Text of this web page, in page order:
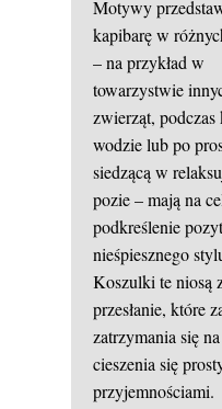
Motywy
kapibarę w
– na przykład w
towarzystwie
zwierząt,
wodzie lub po
siedzącą w
pozie – mają na
podkreślenie
nieśpiesznego
Koszulki te niosą
przesłanie, które
zatrzymania się
cieszenia się
przyjemnościami.